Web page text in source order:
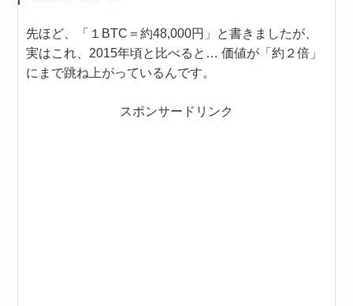
先ほど、「１BTC＝約48,000円」と書きましたが、
実はこれ、2015年頃と比べると… 価値が「約２倍」
にまで跳ね上がっているんです。
スポンサードリンク